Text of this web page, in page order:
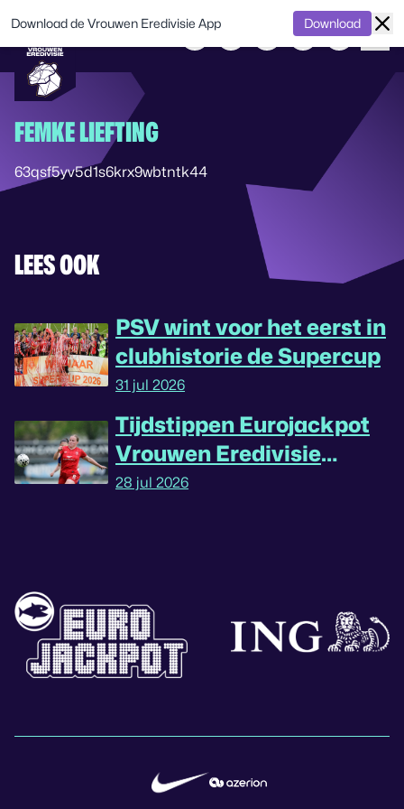
FEMKE LIEFTING
63qsf5yv5d1s6krx9wbtntk44
LEES OOK
PSV wint voor het eerst in
clubhistorie de Supercup
31 jul 2026
Tijdstippen Eurojackpot
Vrouwen Eredivisie
omgedraaid
28 jul 2026
Download de Vrouwen Eredivisie App Download